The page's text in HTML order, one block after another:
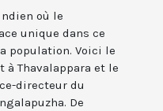
où le
unique dans ce
population. Voici le
à Thavalappara et le
directeur du
De